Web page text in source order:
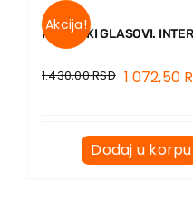
Akcija!
PESNIČKI GLASOVI.
1.430,00RSD 1.072,50
Dodaj u korpu